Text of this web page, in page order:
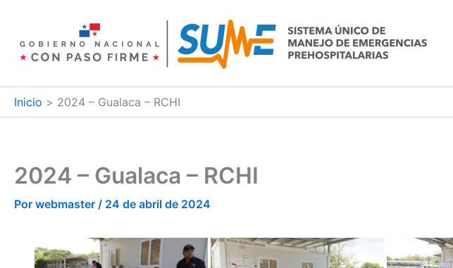
contenido
Inicio 2024 – Gualaca – RCHI
2024 – Gualaca – RCHI
Por webmaster / 24 de abril de 2024